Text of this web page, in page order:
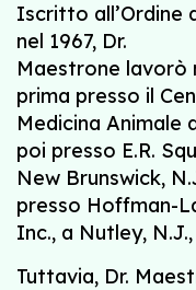
Iscritto all’Ordine
nel 1967, Dr.
Maestrone lavorò
prima presso il
Medicina Animale
poi presso E.R.
New Brunswick,
presso Hoffman-
Inc., a Nutley,
Tuttavia, Dr.